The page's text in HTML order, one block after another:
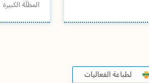
المظلّة الكبيرة
لطباعة الفعاليات